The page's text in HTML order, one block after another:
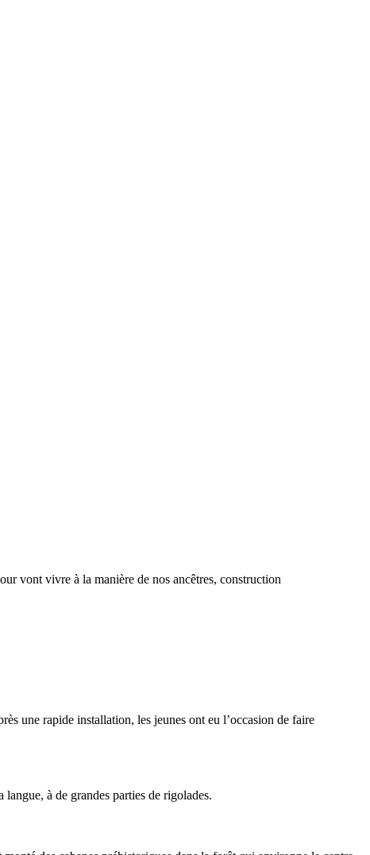
vont vivre à la manière de nos ancêtres, construction
une rapide installation, les jeunes ont eu l’occasion de faire
à de grandes parties de rigolades.